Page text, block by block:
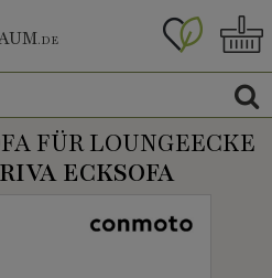
.DE
FÜR LOUNGEECKE
RIVA ECKSOFA